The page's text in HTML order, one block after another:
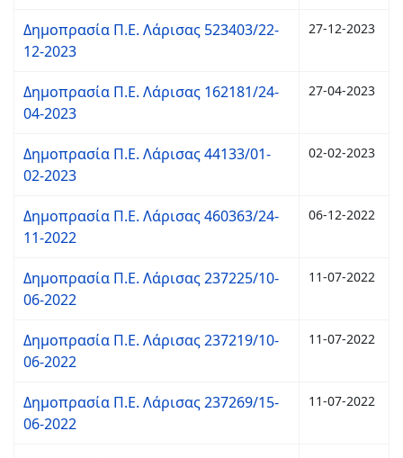
Δημοπρασία Π.Ε. Λάρισας 523403/22-
12-2023
27-12-2023
Δημοπρασία Π.Ε. Λάρισας 162181/24-
04-2023
27-04-2023
Δημοπρασία Π.Ε. Λάρισας 44133/01-
02-2023
02-02-2023
Δημοπρασία Π.Ε. Λάρισας 460363/24-
11-2022
06-12-2022
Δημοπρασία Π.Ε. Λάρισας 237225/10-
06-2022
11-07-2022
Δημοπρασία Π.Ε. Λάρισας 237219/10-
06-2022
11-07-2022
Δημοπρασία Π.Ε. Λάρισας 237269/15-
06-2022
11-07-2022